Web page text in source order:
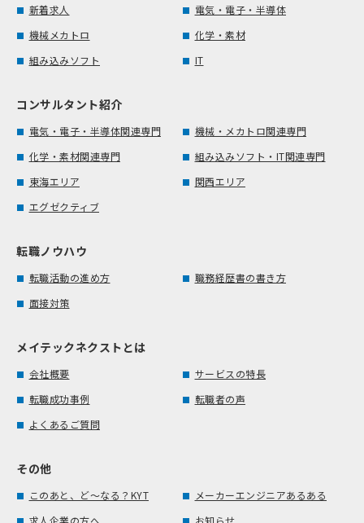
新着求人
電気・電子・半導体
機械メカトロ
化学・素材
組み込みソフト
IT
コンサルタント紹介
電気・電子・半導体関連専門
機械・メカトロ関連専門
化学・素材関連専門
組み込みソフト・IT関連専門
東海エリア
関西エリア
エグゼクティブ
転職ノウハウ
転職活動の進め方
職務経歴書の書き方
面接対策
メイテックネクストとは
会社概要
サービスの特長
転職成功事例
転職者の声
よくあるご質問
その他
このあと、ど～なる？KYT
メーカーエンジニアあるある
求人企業の方へ
お知らせ